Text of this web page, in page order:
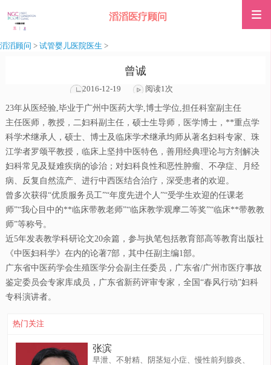
滔滔医疗顾问
滔滔顾问 > 试管婴儿医院医生 >
曾诚
2016-12-19 阅读1次
23年从医经验,毕业于广州中医药大学,博士学位,担任科室副主任
主任医师，教授，二妇科副主任，硕士生导师，医学博士，**重点学
科学术继承人，硕士、博士及临床学术继承均师从著名妇科专家、珠
江学者罗颂平教授，临床上坚持中医特色，善用经典理论与方剂解决
妇科常见及疑难疾病的诊治；对妇科良性和恶性肿瘤、不孕症、月经
病、反复自然流产、进行中西医结合治疗，深受患者的欢迎。
曾多次获得“优质服务员工”“年度先进个人”“受学生欢迎的任课老
师”“我心目中的**临床带教老师”“临床教学观摩二等奖”“临床**带教教
师”等称号。
近5年发表教学科研论文20余篇，参与执笔包括教育部高等教育出版社
《中医妇科学》在内的论著7部，其中任副主编1部。
广东省中医药学会生殖医学分会副主任委员，广东省/广州市医疗事故
鉴定委员会专家库成员，广东省新药评审专家，全国“春风行动”妇科
专科演讲者。
热门关注
张滨
早泄、不射精、阴茎短小症、慢性前列腺炎、